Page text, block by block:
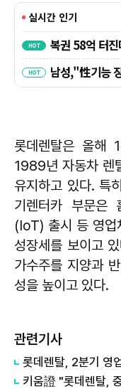
롯데렌탈은 올해
1989년 자동차 렌
유지하고 있다. 특
기렌터카 부문은
(IoT) 출시 등 영업
성장세를 보이고
가수주를 지양과
성을 높이고 있다.
관련기사
롯데렌탈, 2분기